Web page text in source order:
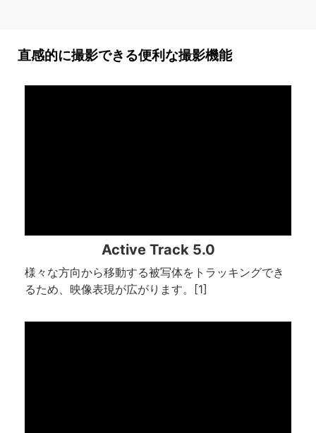
直感的に撮影できる便利な撮影機能
Active Track 5.0
様々な方向から移動する被写体をトラッキングでき
るため、映像表現が広がります。[1]